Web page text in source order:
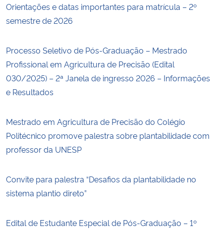
Orientações e datas importantes para matrícula – 2º
semestre de 2026
Processo Seletivo de Pós-Graduação – Mestrado
Profissional em Agricultura de Precisão (Edital
030/2025) – 2ª Janela de ingresso 2026 – Informações
e Resultados
Mestrado em Agricultura de Precisão do Colégio
Politécnico promove palestra sobre plantabilidade com
professor da UNESP
Convite para palestra “Desafios da plantabilidade no
sistema plantio direto”
Edital de Estudante Especial de Pós-Graduação – 1º